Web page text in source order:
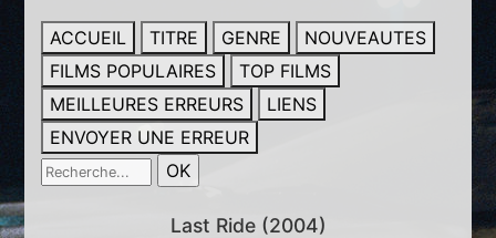
ACCUEIL TITRE GENRE
NOUVEAUTES
FILMS POPULAIRES
TOP FILMS
MEILLEURES ERREURS
LIENS
ENVOYER UNE ERREUR
Last Ride (2004)